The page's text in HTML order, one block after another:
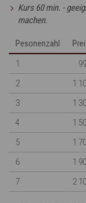
Kurs 60 min. -
machen.
Pesonenzahl
1
2
1
3
1
4
1
5
1
6
1
7
2